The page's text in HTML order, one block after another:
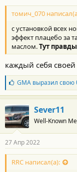
томич_070
с установкой всех
эффект плацебо за
маслом.Тут
каждый себя
Б
л
а
г
о
д
а
н
о
с
GMAвыразил свою
Sever11
Well-Known
27 Апр 2022
RRC написал(а):